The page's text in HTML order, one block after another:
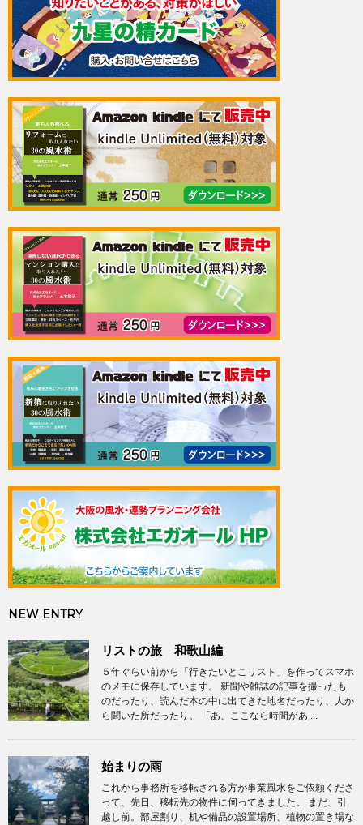
NEW ENTRY
リストの旅 和歌山編
５年ぐらい前から「行きたいとこリスト」を作ってスマホ
のメモに保存しています。 新聞や雑誌の記事を撮ったも
のだったり、読んだ本の中に出てきた地名だったり、人か
ら聞いた所だったり。 「あ、ここなら時間があ ...
始まりの雨
これから事務所を移転される方が事業風水をご依頼くださ
って、先日、移転先の物件に伺ってきました。 まだ、引
越し前。部屋割り、机や備品の設置場所、植物の置き場な